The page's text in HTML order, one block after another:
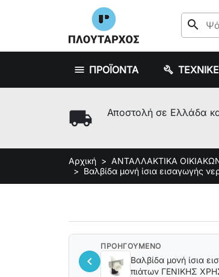
search
ΠΡΟΪΟΝΤΑ
local_shipping Αποστολή σε Ελλάδα
Αρχική ΑΝΤΑΛΛΑΚΤΙΚΑ
Βαλβίδα μονή ίσια εισαγωγής
chevron_left
ΠΡΟΗΓΟΥΜΕΝΟ
Βαλβίδα μονή ίσια
πιάτων ΓΕΝΙΚΗΣ